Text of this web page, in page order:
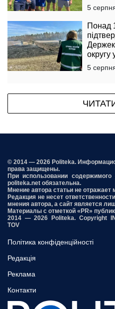
5
Понад
округу
тирси
5
© 2014 — 2026 Politeka.
права защищены.
При использовании содержимого
politeka.net обязательна.
Мнение автора статьи не отражает
Редакция не несет
мнения автора, а сайт является
Материалы с отметкой «PR»
2014 — 2026 Politeka. Copyright
TOV
Політика конфіденційності
Редакція
Реклама
Контакти